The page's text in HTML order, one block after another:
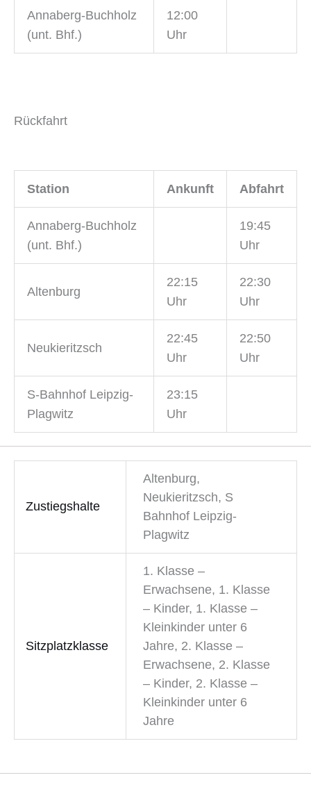
Annaberg-Buchholz
(unt. Bhf.)
12:00
Uhr
Rückfahrt
Station Ankunft Abfahrt
Annaberg-Buchholz
(unt. Bhf.)
19:45
Uhr
Altenburg
22:15
Uhr
22:30
Uhr
Neukieritzsch
22:45
Uhr
22:50
Uhr
S-Bahnhof Leipzig-
Plagwitz
23:15
Uhr
Zustiegshalte
Altenburg,
Neukieritzsch, S
Bahnhof Leipzig-
Plagwitz
Sitzplatzklasse
1. Klasse –
Erwachsene, 1. Klasse
– Kinder, 1. Klasse –
Kleinkinder unter 6
Jahre, 2. Klasse –
Erwachsene, 2. Klasse
– Kinder, 2. Klasse –
Kleinkinder unter 6
Jahre